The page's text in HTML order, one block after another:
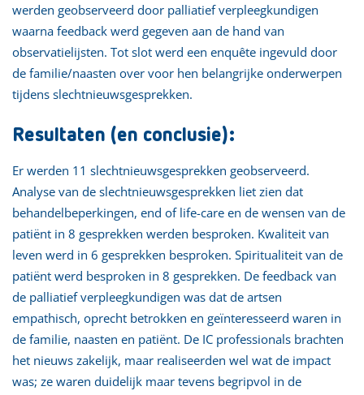
werden geobserveerd door palliatief verpleegkundigen
waarna feedback werd gegeven aan de hand van
observatielijsten. Tot slot werd een enquête ingevuld door
de familie/naasten over voor hen belangrijke onderwerpen
tijdens slechtnieuwsgesprekken.
Resultaten (en conclusie):
Er werden 11 slechtnieuwsgesprekken geobserveerd.
Analyse van de slechtnieuwsgesprekken liet zien dat
behandelbeperkingen, end of life-care en de wensen van de
patiënt in 8 gesprekken werden besproken. Kwaliteit van
leven werd in 6 gesprekken besproken. Spiritualiteit van de
patiënt werd besproken in 8 gesprekken. De feedback van
de palliatief verpleegkundigen was dat de artsen
empathisch, oprecht betrokken en geïnteresseerd waren in
de familie, naasten en patiënt. De IC professionals brachten
het nieuws zakelijk, maar realiseerden wel wat de impact
was; ze waren duidelijk maar tevens begripvol in de